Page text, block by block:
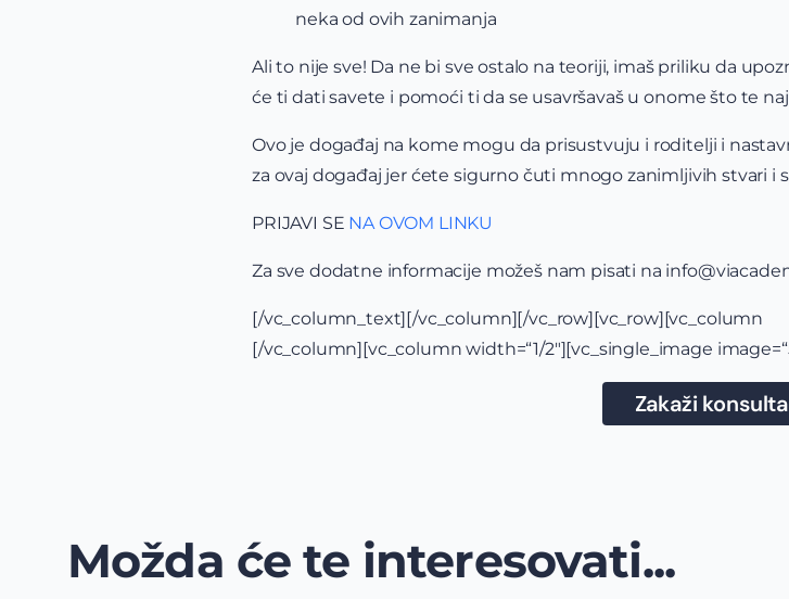
neka od ovih zanimanja
Ali to nije sve! Da ne bi sve ostalo na teoriji, imaš priliku da
će ti dati savete i pomoći ti da se usavršavaš u onome što te
Ovo je događaj na kome mogu da prisustvuju i roditelji i
za ovaj događaj jer ćete sigurno čuti mnogo zanimljivih stvari i
PRIJAVI SE NA OVOM LINKU
Za sve dodatne informacije možeš nam pisati na
[/vc_column_text][/vc_column][/
[/vc_column][vc_column width=“1/2″][vc_single_image
Zakaži
Možda će te interesovati...